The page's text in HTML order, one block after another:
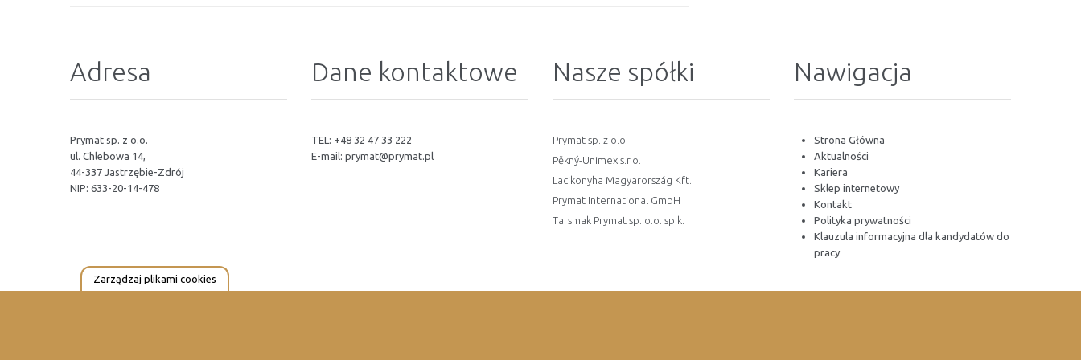
Adresa
Prymat sp. z o.o.
ul. Chlebowa 14,
44-337 Jastrzębie-Zdrój
NIP: 633-20-14-478
Dane kontaktowe
TEL: +48 32 47 33 222
E-mail: prymat@prymat.pl
Nasze spółki
Prymat sp. z o.o.
Pěkný-Unimex s.r.o.
Lacikonyha Magyarország Kft.
Prymat International GmbH
Tarsmak Prymat sp. o.o. sp.k.
Nawigacja
Strona Główna
Aktualności
Kariera
Sklep internetowy
Kontakt
Polityka prywatności
Klauzula informacyjna dla kandydatów do
pracy
Zarządzaj plikami cookies